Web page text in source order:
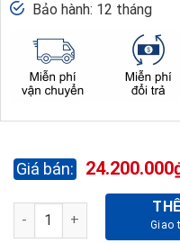
Bảo hành: 12 tháng
24.200.000
KÉT BẠC CHỐNG CHÁY